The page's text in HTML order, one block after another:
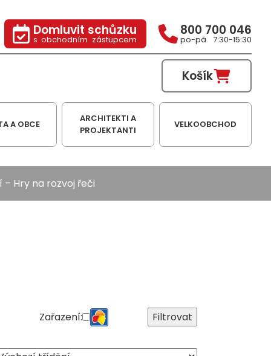
Domluvit schůzku
s obchodním zástupcem
800 700 046
po-pá 7:30-15:30
Košík
A OBCE
ARCHITEKTI A
PROJEKTANTI
VELKOOBCHOD
– Hry na rozvoj řeči
Zařazení: Filtrovat